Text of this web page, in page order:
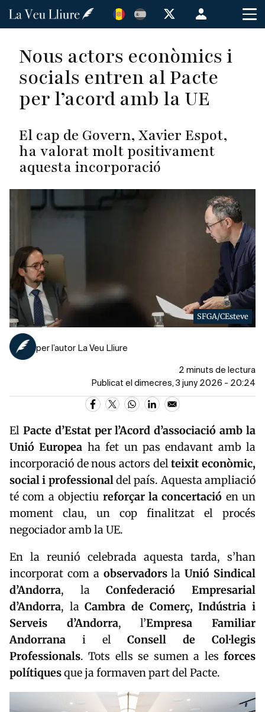
Vés
Menú
de
cuenta
de
usuario
Nous actors econòmics i
socials entren al Pacte
per l’acord amb la UE
El cap de Govern, Xavier Espot,
ha valorat molt positivament
aquesta incorporació
SFGA/CEsteve
per l’autor La Veu Lliure
2 minuts de lectura
Publicat el dimecres, 3 juny 2026 - 20:24
El Pacte d’Estat per l’Acord d’associació amb la
Unió Europea ha fet un pas endavant amb la
incorporació de nous actors delteixit econòmic,
social i professionaldel país. Aquesta ampliació
té com a objectiu reforçar la concertació en un
moment clau, un cop finalitzat el procés
negociador amb la UE.
En la reunió celebrada aquesta tarda, s’han
incorporat com a observadorslaUnió Sindical
d’Andorra, laConfederació Empresarial
d’Andorra, laCambra de Comerç, Indústria i
Serveis d’Andorra, l’Empresa Familiar
Andorrana i elConsell de Col·legis
Professionals. Tots ells se sumen a les forces
polítiquesque ja formaven part del Pacte.